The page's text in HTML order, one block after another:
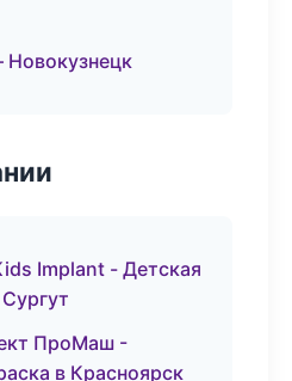
Implant - Детская
ПроМаш -
в Красноярск